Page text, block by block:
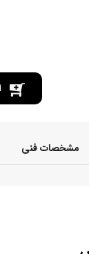
مشخصات فنی